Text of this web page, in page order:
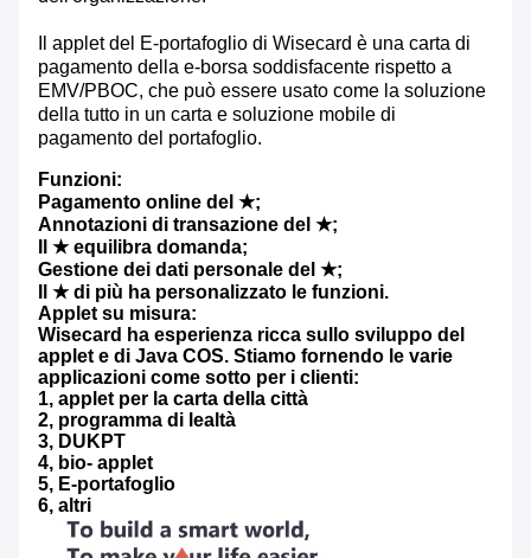
Il applet del E-portafoglio di Wisecard è una carta di
pagamento della e-borsa soddisfacente rispetto a
EMV/PBOC, che può essere usato come la soluzione
della tutto in un carta e soluzione mobile di
pagamento del portafoglio.
Funzioni:
Pagamento online del ★;
Annotazioni di transazione del ★;
Il ★ equilibra domanda;
Gestione dei dati personale del ★;
Il ★ di più ha personalizzato le funzioni.
Applet su misura:
Wisecard ha esperienza ricca sullo sviluppo del
applet e di Java COS. Stiamo fornendo le varie
applicazioni come sotto per i clienti:
1, applet per la carta della città
2, programma di lealtà
3, DUKPT
4, bio- applet
5, E-portafoglio
6, altri